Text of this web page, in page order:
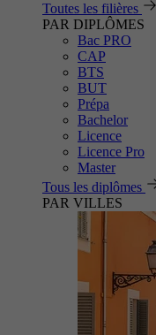
Toutes les filières
PAR DIPLÔMES
Bac PRO
CAP
BTS
BUT
Prépa
Bachelor
Licence
Licence Pro
Master
Tous les diplômes
PAR VILLES